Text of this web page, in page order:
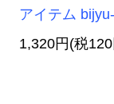
アイテム
1,320円(税